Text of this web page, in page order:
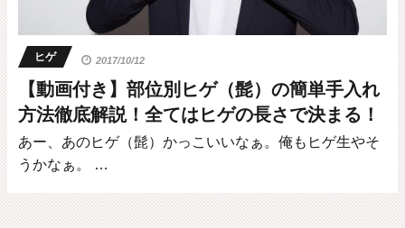
ヒゲ 2017/10/12
【動画付き】部位別ヒゲ（髭）の簡単手入れ
方法徹底解説！全てはヒゲの長さで決まる！
あー、あのヒゲ（髭）かっこいいなぁ。俺もヒゲ生やそ
うかなぁ。 …